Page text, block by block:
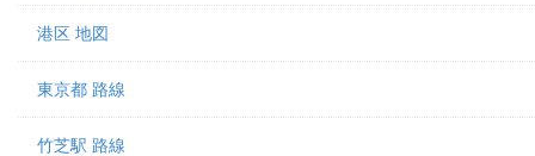
港区 地図
東京都 路線
竹芝駅 路線